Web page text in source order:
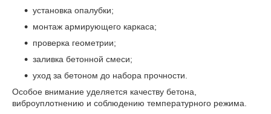
установка опалубки;
монтаж армирующего каркаса;
проверка геометрии;
заливка бетонной смеси;
уход за бетоном до набора прочности.
Особое внимание уделяется качеству бетона,
виброуплотнению и соблюдению температурного режима.